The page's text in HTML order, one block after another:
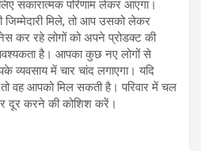
सकारात्मक परिणाम लेकर आएगा।
जिम्मेदारी मिले, तो आप उसको लेकर
कर रहे लोगों को अपने प्रोडक्ट की
है। आपका कुछ नए लोगों से
व्यवसाय में चार चांद लगाएगा। यदि
वह आपको मिल सकती है। परिवार में चल
दूर करने की कोशिश करें।